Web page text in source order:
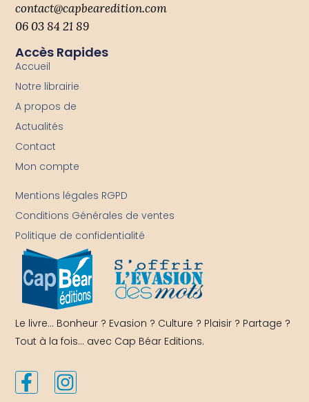
Le livre… Bonheur ? Evasion ? Culture ? Plaisir ? Partage ?
Tout à la fois… avec Cap Béar Editions.
Accès Rapides
Accueil
Notre librairie
A propos de
Actualités
Contact
Mon compte
Mentions légales RGPD
Conditions Générales de ventes
Politique de confidentialité
contact@capbearedition.com
06 03 84 21 89